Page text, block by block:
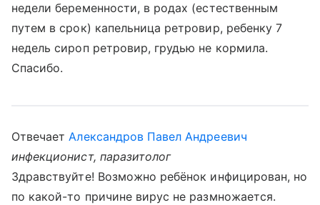
недели беременности, в родах (естественным
путем в срок) капельница ретровир, ребенку 7
недель сироп ретровир, грудью не кормила.
Спасибо.
ОтвечаетАлександров Павел Андреевич
инфекционист, паразитолог
Здравствуйте! Возможно ребёнок инфицирован, но
по какой-то причине вирус не размножается.